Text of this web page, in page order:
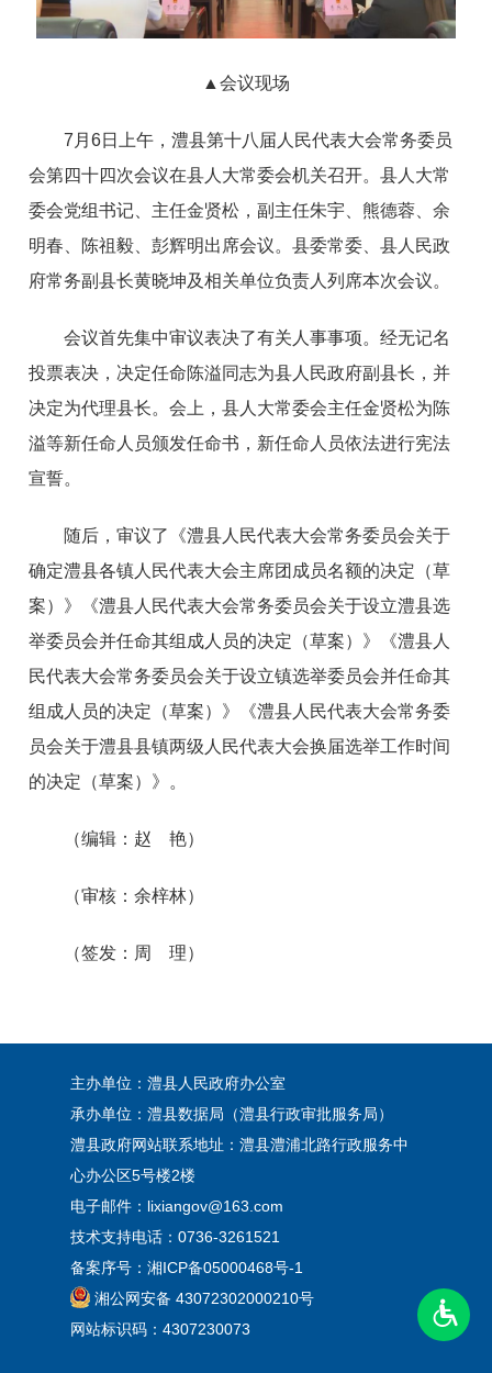
▲会议现场
7月6日上午，澧县第十八届人民代表大会常务委员
会第四十四次会议在县人大常委会机关召开。县人大常
委会党组书记、主任金贤松，副主任朱宇、熊德蓉、余
明春、陈祖毅、彭辉明出席会议。县委常委、县人民政
府常务副县长黄晓坤及相关单位负责人列席本次会议。
会议首先集中审议表决了有关人事事项。经无记名
投票表决，决定任命陈溢同志为县人民政府副县长，并
决定为代理县长。会上，县人大常委会主任金贤松为陈
溢等新任命人员颁发任命书，新任命人员依法进行宪法
宣誓。
随后，审议了《澧县人民代表大会常务委员会关于
确定澧县各镇人民代表大会主席团成员名额的决定（草
案）》《澧县人民代表大会常务委员会关于设立澧县选
举委员会并任命其组成人员的决定（草案）》《澧县人
民代表大会常务委员会关于设立镇选举委员会并任命其
组成人员的决定（草案）》《澧县人民代表大会常务委
员会关于澧县县镇两级人民代表大会换届选举工作时间
的决定（草案）》。
（编辑：赵 艳）
（审核：余梓林）
（签发：周 理）
主办单位：澧县人民政府办公室
承办单位：澧县数据局（澧县行政审批服务局）
澧县政府网站联系地址：澧县澧浦北路行政服务中
心办公区5号楼2楼
电子邮件：lixiangov@163.com
技术支持电话：0736-3261521
备案序号： 湘ICP备05000468号-1
湘公网安备 43072302000210号
网站标识码：4307230073